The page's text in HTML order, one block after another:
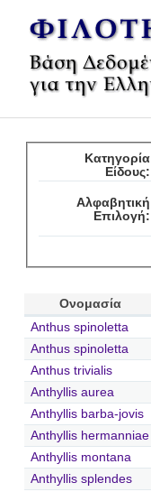
Κατηγορία
Είδους:
Αλφαβητική
Επιλογή:
Ονομασία
Anthus spinoletta
Anthus spinoletta
Anthus trivialis
Anthyllis aurea
Anthyllis barba-jovis
Anthyllis hermanniae
Anthyllis montana
Anthyllis splendes